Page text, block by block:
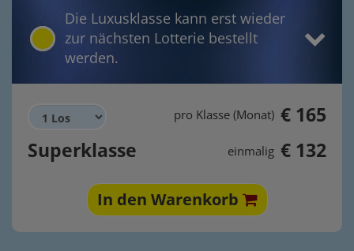
Die Luxusklasse kann erst wieder
zur nächsten Lotterie bestellt
werden.
pro Klasse (Monat) € 165
Superklasse
einmalig € 132
In den Warenkorb